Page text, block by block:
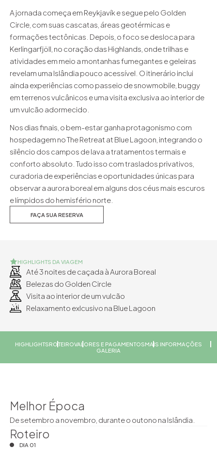
A jornada começa em Reykjavík e segue pelo Golden
Circle, com suas cascatas, áreas geotérmicas e
formações tectônicas. Depois, o foco se desloca para
Kerlingarfjöll, no coração das Highlands, onde trilhas e
atividades em meio a montanhas fumegantes e geleiras
revelam uma Islândia pouco acessível. O itinerário inclui
ainda experiências como passeio de snowmobile, buggy
em terrenos vulcânicos e uma visita exclusiva ao interior de
um vulcão adormecido.
Nos dias finais, o bem-estar ganha protagonismo com
hospedagem no The Retreat at Blue Lagoon, integrando o
silêncio dos campos de lava a tratamentos termais e
conforto absoluto. Tudo isso com traslados privativos,
curadoria de experiências e oportunidades únicas para
observar a aurora boreal em alguns dos céus mais escuros
e límpidos do hemisfério norte.
FAÇA SUA RESERVA
HIGHLIGHTS DA VIAGEM
Até 3 noites de caçada à Aurora Boreal
Belezas do Golden Circle
Visita ao interior de um vulcão
Relaxamento exlcusivo na Blue Lagoon
HIGHLIGHTSROTEIROVALORES E PAGAMENTOSMAIS INFORMAÇÕES
GALERIA
Melhor Época
De setembro a novembro, durante o outono na Islândia.
Roteiro
DIA 01